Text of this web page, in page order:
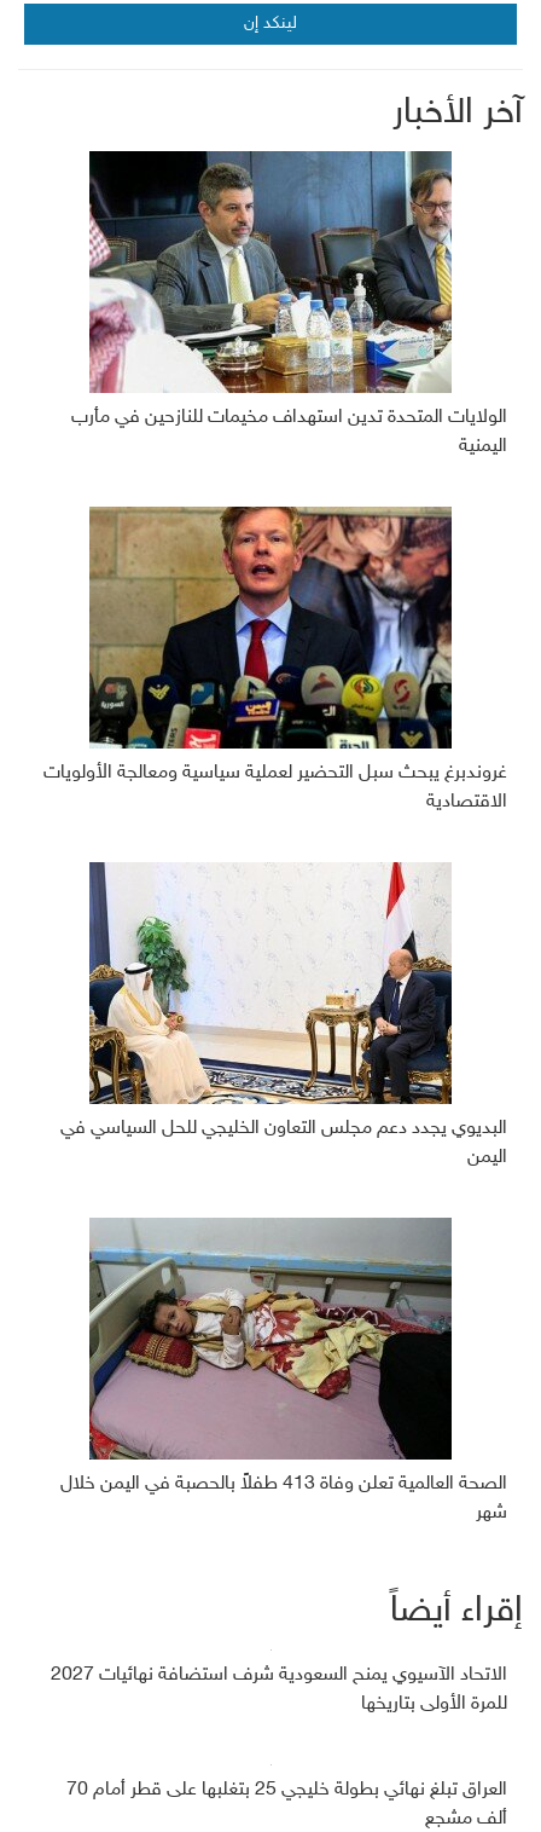
لينكد إن
آخر الأخبار
الولايات المتحدة تدين استهداف مخيمات للنازحين في مأرب
اليمنية
غروندبرغ يبحث سبل التحضير لعملية سياسية ومعالجة الأولويات
الاقتصادية
البديوي يجدد دعم مجلس التعاون الخليجي للحل السياسي في
اليمن
الصحة العالمية تعلن وفاة 413 طفلاً بالحصبة في اليمن خلال
شهر
إقراء أيضاً
الاتحاد الآسيوي يمنح السعودية شرف استضافة نهائيات 2027
للمرة الأولى بتاريخها
العراق تبلغ نهائي بطولة خليجي 25 بتغلبها على قطر أمام 70
ألف مشجع